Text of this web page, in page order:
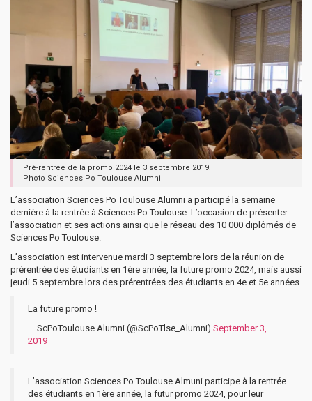
Pré-rentrée de la promo 2024 le 3 septembre 2019.
Photo Sciences Po Toulouse Alumni
L’association Sciences Po Toulouse Alumni a participé la semaine
dernière à la rentrée à Sciences Po Toulouse. L’occasion de présenter
l’association et ses actions ainsi que le réseau des 10 000 diplômés de
Sciences Po Toulouse.
L’association est intervenue mardi 3 septembre lors de la réunion de
prérentrée des étudiants en 1ère année, la future promo 2024, mais aussi
jeudi 5 septembre lors des prérentrées des étudiants en 4e et 5e années.
La future promo !
— ScPoToulouse Alumni (@ScPoTlse_Alumni) September 3,
2019
L’association Sciences Po Toulouse Almuni participe à la rentrée
des étudiants en 1ère année, la futur promo 2024, pour leur